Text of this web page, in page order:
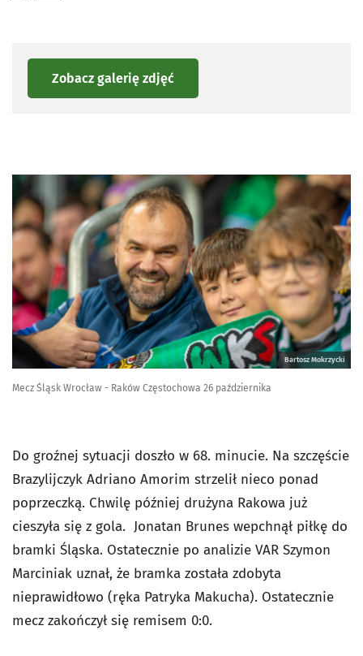
Zobacz galerię zdjęć
Bartosz Mokrzycki
Mecz Śląsk Wrocław - Raków Częstochowa 26 października
Do groźnej sytuacji doszło w 68. minucie. Na szczęście
Brazylijczyk Adriano Amorim strzelił nieco ponad
poprzeczką. Chwilę później drużyna Rakowa już
cieszyła się z gola. Jonatan Brunes wepchnął piłkę do
bramki Śląska. Ostatecznie po analizie VAR Szymon
Marciniak uznał, że bramka została zdobyta
nieprawidłowo (ręka Patryka Makucha). Ostatecznie
mecz zakończył się remisem 0:0.